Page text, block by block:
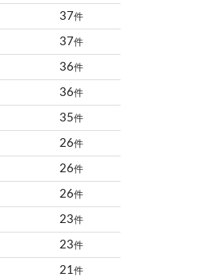
37件
37件
36件
36件
35件
26件
26件
26件
23件
23件
21 件